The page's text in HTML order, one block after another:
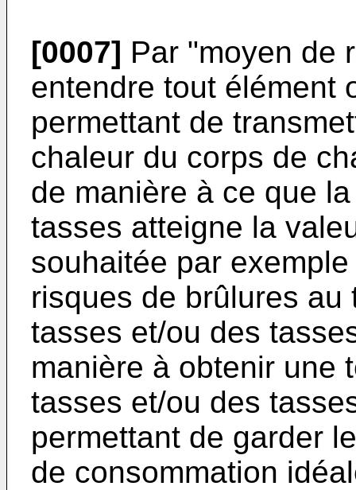
[0007] Par "moyen de
entendre tout élément
permettant de
chaleur du corps de
de manière à ce que
tasses atteigne la
souhaitée par
risques de brûlures
tasses et/ou des
manière à obtenir une
tasses et/ou des
permettant de garder
de consommation